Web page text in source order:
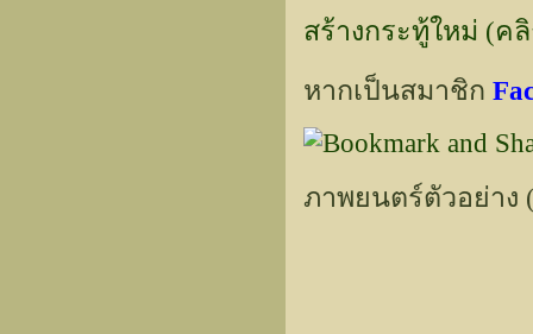
สร้างกระทู้ใหม่ (ค
หากเป็นสมาชิก
ภาพยนตร์ตัวอย่าง